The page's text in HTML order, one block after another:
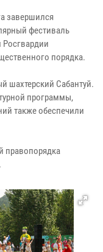
завершился
фестиваль
Росгвардии
порядка.
шахтерский Сабантуй.
программы,
также обеспечили
правопорядка